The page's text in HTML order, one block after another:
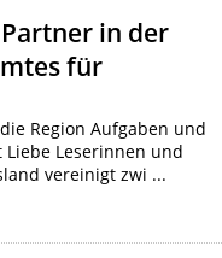
in der
für
Region Aufgaben und
Leserinnen und
vereinigt zwi ...